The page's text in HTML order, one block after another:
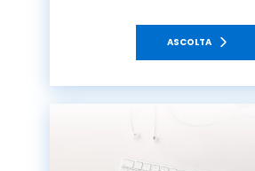
ASCOLTA